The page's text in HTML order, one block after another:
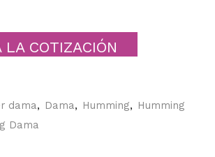
LA COTIZACIÓN
dama, Dama, Humming, Humming
Dama